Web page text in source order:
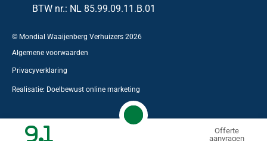
BTW nr.: NL 85.99.09.11.B.01
© Mondial Waaijenberg Verhuizers 2026
Algemene voorwaarden
Privacyverklaring
Realisatie: Doelbewust online marketing
9.1
Offerte
aanvragen